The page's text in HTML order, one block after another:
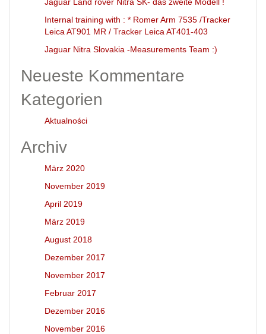
Internal training with : * Romer Arm 7535 /Tracker
Leica AT901 MR / Tracker Leica AT401-403
Jaguar Nitra Slovakia -Measurements Team :)
Neueste Kommentare
Kategorien
Aktualności
Archiv
März 2020
November 2019
April 2019
März 2019
August 2018
Dezember 2017
November 2017
Februar 2017
Dezember 2016
November 2016